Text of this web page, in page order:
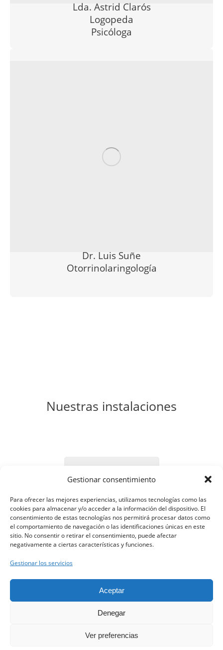
Gestionar consentimiento
Para ofrecer las mejores experiencias, utilizamos tecnologías como las
cookies para almacenar y/o acceder a la información del dispositivo. El
consentimiento de estas tecnologías nos permitirá procesar datos como
el comportamiento de navegación o las identificaciones únicas en este
sitio. No consentir o retirar el consentimiento, puede afectar
negativamente a ciertas características y funciones.
Gestionar los servicios
Aceptar
Denegar
Ver preferencias
Lda. Astrid Clarós
Logopeda
Psicóloga
Dr. Luis Suñe
Otorrinolaringología
Nuestras instalaciones
Contacta con nosotros
Clínica Clarós ©
Aviso Legal
Política de Privacidad